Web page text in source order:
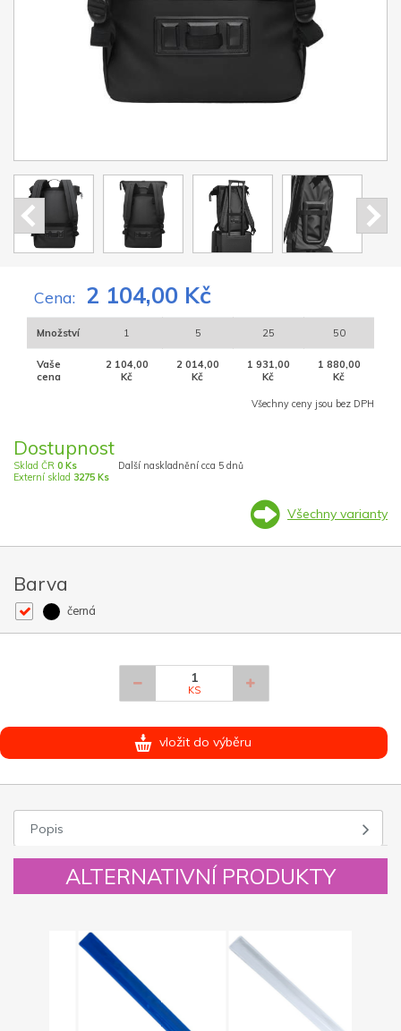
Cena: 2 104,00 Kč
Množství 1 5 25 50
Vaše
cena
2 104,00
Kč
2 014,00
Kč
1 931,00
Kč
1 880,00
Kč
Všechny ceny jsou bez DPH
Dostupnost
Sklad ČR 0 Ks
Externí sklad 3275 Ks
Další naskladnění cca 5 dnů
Všechny varianty
Barva
černá
KS
vložit do výběru
Popis
ALTERNATIVNÍ PRODUKTY